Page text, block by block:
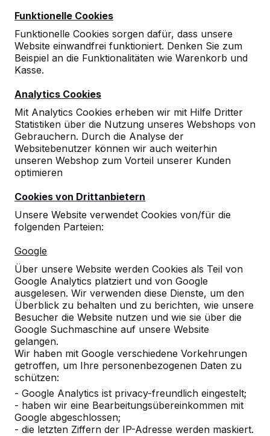
Funktionelle Cookies
Funktionelle Cookies sorgen dafür, dass unsere
Website einwandfrei funktioniert. Denken Sie zum
Beispiel an die Funktionalitäten wie Warenkorb und
Kasse.
Analytics Cookies
Mit Analytics Cookies erheben wir mit Hilfe Dritter
Statistiken über die Nutzung unseres Webshops von
Gebrauchern. Durch die Analyse der
Websitebenutzer können wir auch weiterhin
unseren Webshop zum Vorteil unserer Kunden
optimieren
Cookies von Drittanbietern
Unsere Website verwendet Cookies von/für die
folgenden Parteien:
Google
Über unsere Website werden Cookies als Teil von
Google Analytics platziert und von Google
ausgelesen. Wir verwenden diese Dienste, um den
Überblick zu behalten und zu berichten, wie unsere
Besucher die Website nutzen und wie sie über die
Google Suchmaschine auf unsere Website
gelangen.
Wir haben mit Google verschiedene Vorkehrungen
getroffen, um Ihre personenbezogenen Daten zu
schützen:
- Google Analytics ist privacy-freundlich eingestelt;
- haben wir eine Bearbeitungsübereinkommen mit
Google abgeschlossen;
- die letzten Ziffern der IP-Adresse werden maskiert.
Referenzen
Unsere Produkte finden Sie in ganz Europa
und darüber hinaus. Sehen Sie hier, wo Sie
ein HeBlad-Produkt in Ihrer Nähe finden.
Produkt
Alles anzeigen
Kategorie
Alles anzeigen